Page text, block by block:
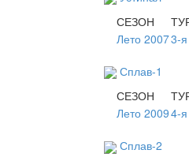
СЕЗОН
Лето 20073-
Сплав-1
СЕЗОН
Лето 20094-
Сплав-2